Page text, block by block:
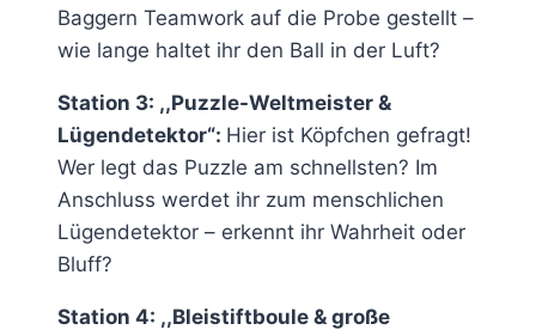
Baggern Teamwork auf die Probe gestellt –
wie lange haltet ihr den Ball in der Luft?
Station 3: ,,Puzzle-Weltmeister &
Lügendetektor“: Hier ist Köpfchen gefragt!
Wer legt das Puzzle am schnellsten? Im
Anschluss werdet ihr zum menschlichen
Lügendetektor – erkennt ihr Wahrheit oder
Bluff?
Station 4: ,,Bleistiftboule & große